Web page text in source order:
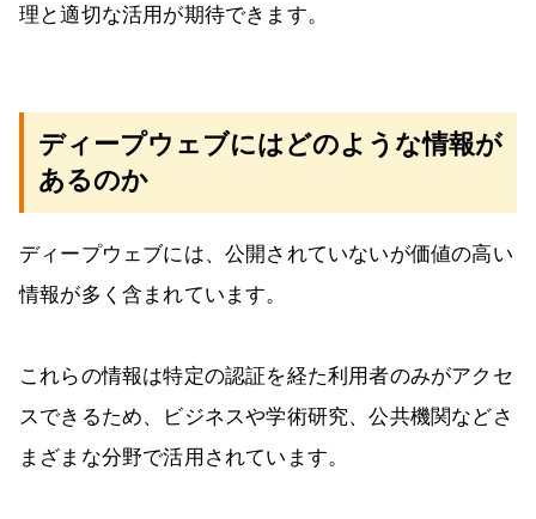
理と適切な活用が期待できます。
ディープウェブにはどのような情報が
あるのか
ディープウェブには、公開されていないが価値の高い
情報が多く含まれています。
これらの情報は特定の認証を経た利用者のみがアクセ
スできるため、ビジネスや学術研究、公共機関などさ
まざまな分野で活用されています。